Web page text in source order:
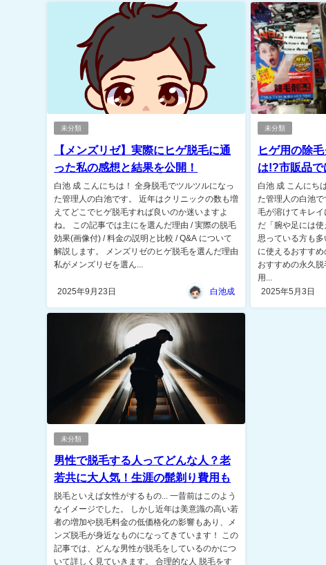
未分類
【メンズリゼ】実際にヒゲ脱毛に通
った私の感想と結果を公開！
白池 成 こんにちは！ 全身脱毛でツルツルになっ
た管理人の白池です。 近年はクリニックの数も増
えてどこでヒゲ脱毛すれば良いのか迷いますよ
ね。 この記事では主にを選んだ理由 / 実際の脱毛
効果(画像付) / 料金の説明と比較 / Q&A について
解説します。 メンズリゼのヒゲ脱毛を選んだ理由
私がメンズリゼを選ん...
2025年9月23日 白池成
未分類
ヒゲ用の除
は!?市販品で
白池 成 こんにち
た管理人の白池
毛が溶けてキレ
だ「腕や足には使
思っている方も
に使えるおすすめ
おすすめの永久
用...
2025年5月3日
未分類
男性で脱毛する人ってどんな人？老
若共に大人気！生涯の髭剃り費用も
脱毛といえば女性がするもの... 一昔前はこのよう
なイメージでした。 しかし近年は美意識の高い若
者の増加や脱毛料金の低価格化の影響もあり、メ
ンズ脱毛が身近なものになってきています！ この
記事では、どんな男性が脱毛をしているのかにつ
いて詳しく見ていきます。 合理的な人 脱毛をす